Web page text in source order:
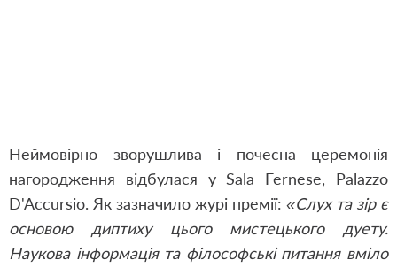
Неймовірно зворушлива і почесна церемонія
нагородження відбулася у Sala Fernese, Palazzo
D'Accursio. Як зазначило журі премії: «Слух та зір є
основою диптиху цього мистецького дуету.
Наукова інформація та філософські питання вміло